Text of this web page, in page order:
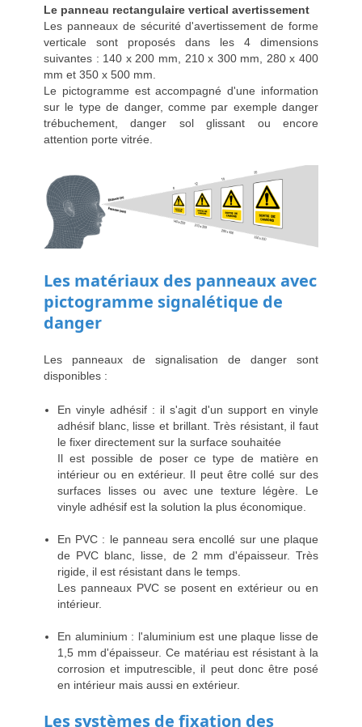
Le panneau rectangulaire vertical avertissement
Les panneaux de sécurité d'avertissement de forme
verticale sont proposés dans les 4 dimensions
suivantes : 140 x 200 mm, 210 x 300 mm, 280 x 400
mm et 350 x 500 mm.
Le pictogramme est accompagné d'une information
sur le type de danger, comme par exemple danger
trébuchement, danger sol glissant ou encore
attention porte vitrée.
Les matériaux des panneaux avec
pictogramme signalétique de
danger
Les panneaux de signalisation de danger sont
disponibles :
En vinyle adhésif : il s'agit d'un support en vinyle
adhésif blanc, lisse et brillant. Très résistant, il faut
le fixer directement sur la surface souhaitée
Il est possible de poser ce type de matière en
intérieur ou en extérieur. Il peut être collé sur des
surfaces lisses ou avec une texture légère. Le
vinyle adhésif est la solution la plus économique.
En PVC : le panneau sera encollé sur une plaque
de PVC blanc, lisse, de 2 mm d'épaisseur. Très
rigide, il est résistant dans le temps.
Les panneaux PVC se posent en extérieur ou en
intérieur.
En aluminium : l'aluminium est une plaque lisse de
1,5 mm d'épaisseur. Ce matériau est résistant à la
corrosion et imputrescible, il peut donc être posé
en intérieur mais aussi en extérieur.
Les systèmes de fixation des